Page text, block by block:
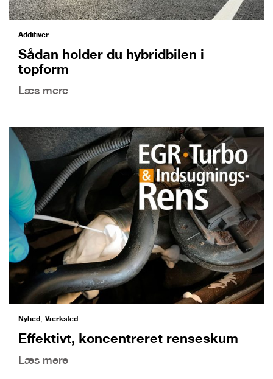
Additiver
Sådan holder du hybridbilen i
topform
Læs mere
Nyhed, Værksted
Effektivt, koncentreret renseskum
Læs mere